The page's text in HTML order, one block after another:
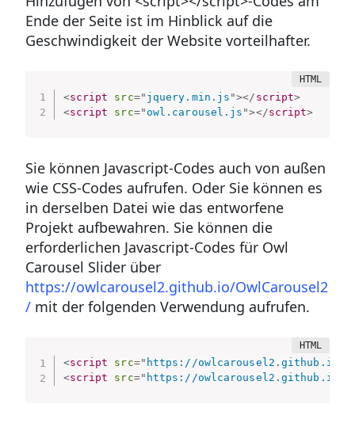
Ende der Seite ist im Hinblick auf die
Geschwindigkeit der Website vorteilhafter.
<script src=" jquery.min.js "></ script>
<script src="owl.carousel.js "></script>
Sie können Javascript-Codes auch von außen
wie CSS-Codes aufrufen. Oder Sie können es
in derselben Datei wie das entworfene
Projekt aufbewahren. Sie können die
erforderlichen Javascript-Codes für Owl
Carousel Slider über
https://owlcarousel2.github.io/OwlCarousel2
/ mit der folgenden Verwendung aufrufen.
<script src=" https://owlcarousel2.github.io/
<script src=" https://owlcarousel2.github.io/